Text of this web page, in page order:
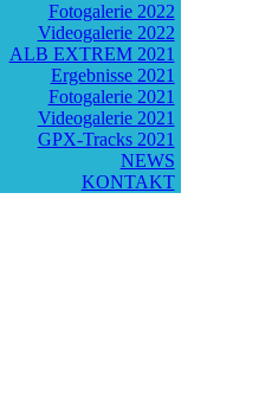
Fotogalerie 2022
Videogalerie 2022
ALB EXTREM 2021
Ergebnisse 2021
Fotogalerie 2021
Videogalerie 2021
GPX-Tracks 2021
NEWS
KONTAKT